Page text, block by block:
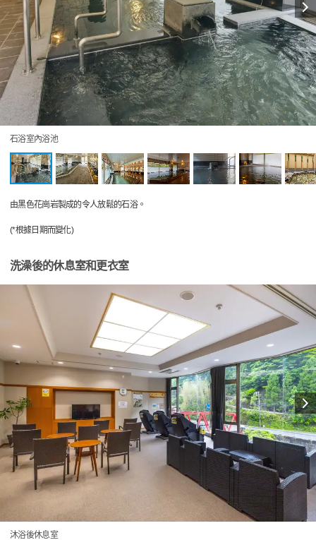
石浴室內浴池
由黑色花崗岩製成的令人放鬆的石浴。
(*根據日期而變化)
洗澡後的休息室和更衣室
沐浴後休息室